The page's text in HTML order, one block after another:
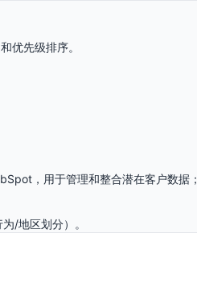
优先级排序。
，用于管理和整合潜在客户数据；
/地区划分）。